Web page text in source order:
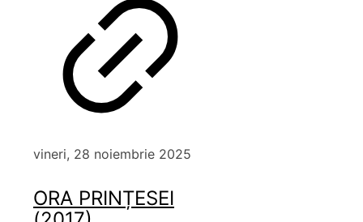
vineri, 28 noiembrie 2025
ORA PRINȚESEI